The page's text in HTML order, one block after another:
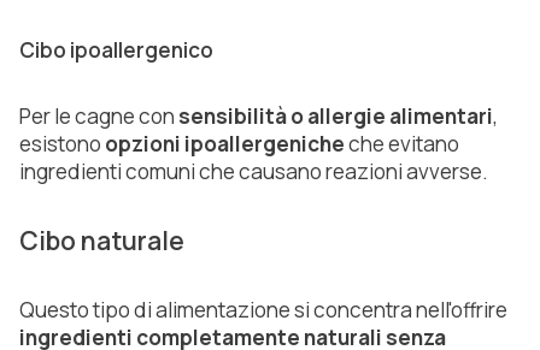
Cibo ipoallergenico
Per le cagne con sensibilità o allergie alimentari,
esistono opzioni ipoallergenicheche evitano
ingredienti comuni che causano reazioni avverse.
Cibo naturale
Questo tipo di alimentazione si concentra nell'offrire
ingredienti completamente naturali senza